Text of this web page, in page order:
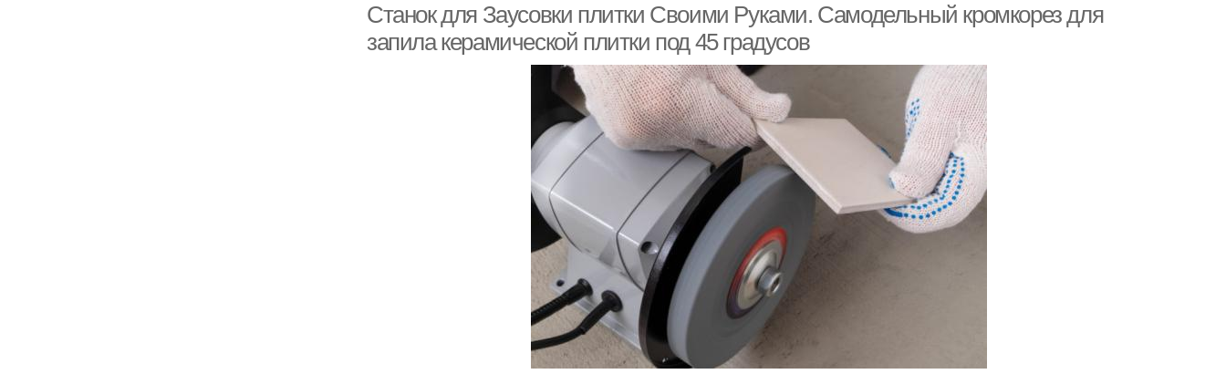
Станок для Заусовки плитки Своими Руками. Самодельный кромкорез для
запила керамической плитки под 45 градусов